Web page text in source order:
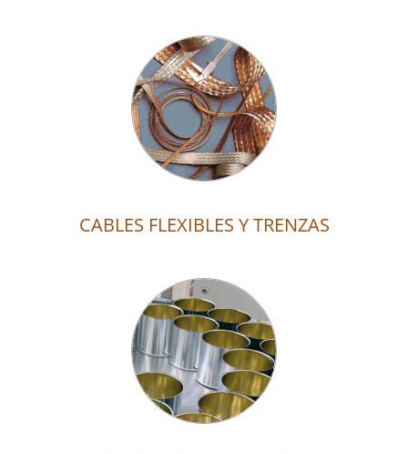
CABLES FLEXIBLES Y TRENZAS